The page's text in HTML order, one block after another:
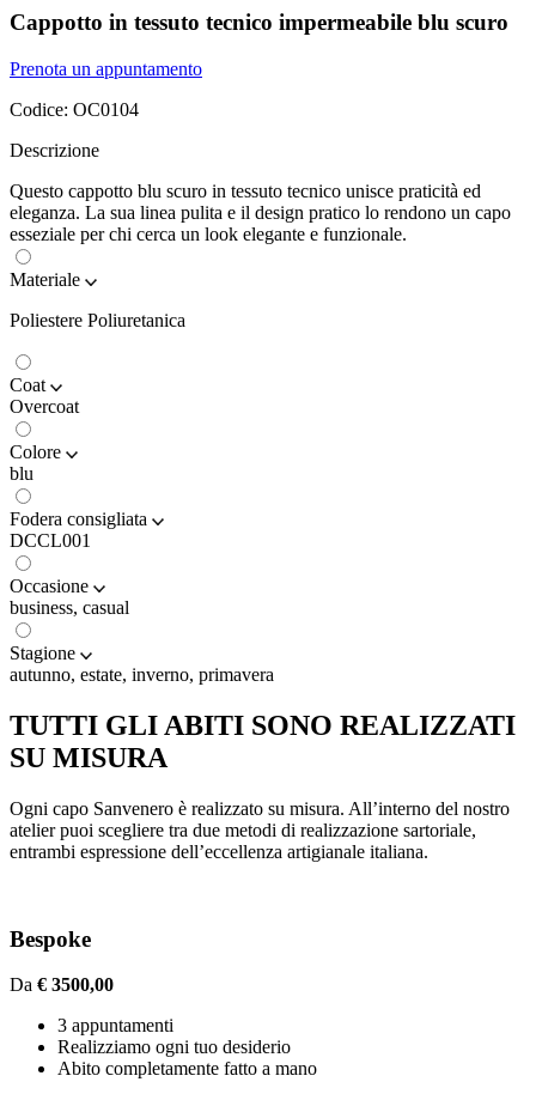
Cappotto in tessuto tecnico impermeabile blu scuro
Prenota un appuntamento
Codice: OC0104
Descrizione
Questo cappotto blu scuro in tessuto tecnico unisce praticità ed
eleganza. La sua linea pulita e il design pratico lo rendono un capo
esseziale per chi cerca un look elegante e funzionale.
Materiale
Poliestere Poliuretanica
Coat
Overcoat
Colore
blu
Fodera consigliata
DCCL001
Occasione
business, casual
Stagione
autunno, estate, inverno, primavera
TUTTI GLI ABITI SONO REALIZZATI
SU MISURA
Ogni capo Sanvenero è realizzato su misura. All’interno del nostro
atelier puoi scegliere tra due metodi di realizzazione sartoriale,
entrambi espressione dell’eccellenza artigianale italiana.
Bespoke
Da € 3500,00
3 appuntamenti
Realizziamo ogni tuo desiderio
Abito completamente fatto a mano